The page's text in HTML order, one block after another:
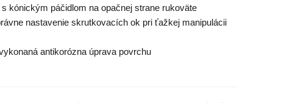
kónickým páčidlom na opačnej strane rukoväte
nastavenie skrutkovacích ok pri ťažkej manipulácii
antikorózna úprava povrchu